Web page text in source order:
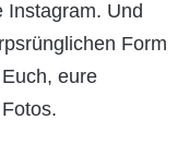
Instagram. Und
Form
eure